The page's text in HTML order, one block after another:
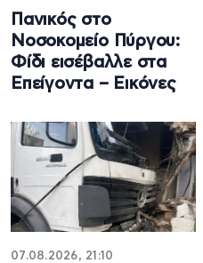
Πανικός στο
Νοσοκομείο Πύργου:
Φίδι εισέβαλλε στα
Επείγοντα – Εικόνες
07.08.2026, 21:10